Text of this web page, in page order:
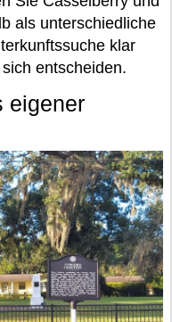
als unterschiedliche
klar
entscheiden.
eigener